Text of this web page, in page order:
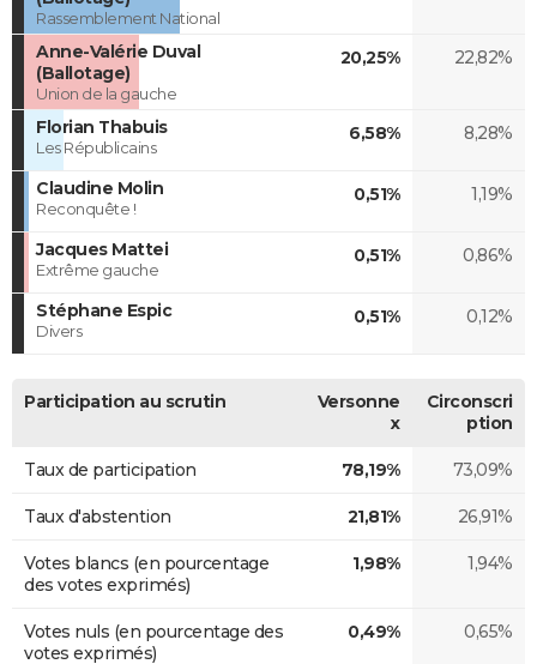
Rassemblement National
Anne-Valérie Duval
(Ballotage)
Union de la gauche
20,25% 22,82%
Florian Thabuis
Les Républicains
6,58% 8,28%
Claudine Molin
Reconquête !
0,51% 1,19%
Jacques Mattei
Extrême gauche
0,51% 0,86%
Stéphane Espic
Divers
0,51% 0,12%
Participation au scrutin
Versonne
x
Circonscri
ption
Taux de participation 78,19% 73,09%
Taux d'abstention 21,81% 26,91%
Votes blancs (en pourcentage
des votes exprimés)
1,98% 1,94%
Votes nuls (en pourcentage des
votes exprimés)
0,49% 0,65%